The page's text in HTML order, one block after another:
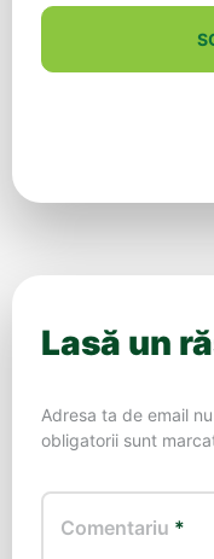
Lasă un
Adresa ta de email
obligatorii sunt
Comentariu *